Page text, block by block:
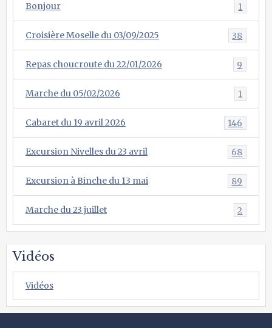
Bonjour 1
Croisière Moselle du 03/09/2025 38
Repas choucroute du 22/01/2026 9
Marche du 05/02/2026 1
Cabaret du 19 avril 2026 146
Excursion Nivelles du 23 avril 68
Excursion à Binche du 13 mai 89
Marche du 23 juillet 2
Vidéos
Vidéos